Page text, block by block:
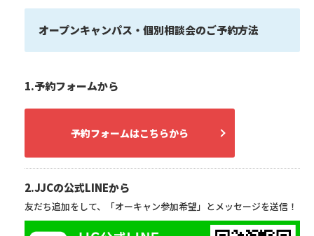
オープンキャンパス・個別相談会のご予約方法
1.予約フォームから
予約フォームはこちらから
2.JJCの公式LINEから
友だち追加をして、「オーキャン参加希望」とメッセージを送信！